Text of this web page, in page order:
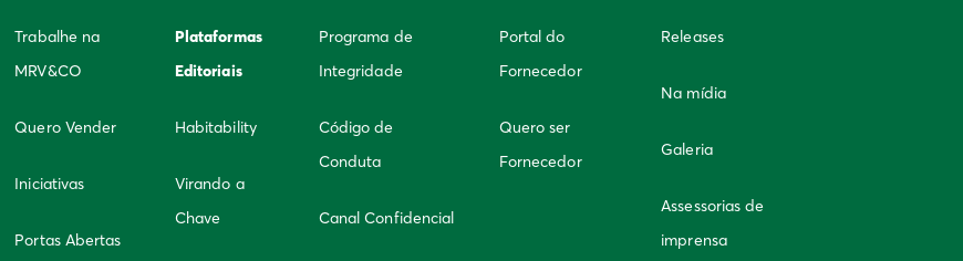
Trabalhe na
MRV&CO
Quero Vender
Iniciativas
Portas Abertas
Plataformas
Editoriais
Habitability
Virando a
Chave
Programa de
Integridade
Código de
Conduta
Canal Confidencial
Portal do
Fornecedor
Quero ser
Fornecedor
Releases
Na mídia
Galeria
Assessorias de
imprensa